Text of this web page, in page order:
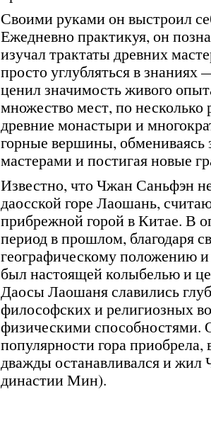
Своими руками он выстроил
Ежедневно практикуя, он
изучал трактаты древних
просто углубляться в
ценил значимость живого
множество мест, по несколько
древние монастыри и
горные вершины, обмениваясь
мастерами и постигая новые
Известно, что Чжан Саньфэн
даосской горе Лаошань,
прибрежной горой в Китае. В
период в прошлом, благодаря
географическому положению
был настоящей колыбелью и
Даосы Лаошаня славились
философских и религиозных
физическими
популярности гора приобрела,
дважды останавливался и
династии Мин).